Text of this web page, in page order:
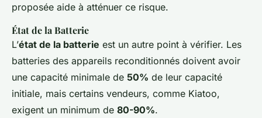
proposée aide à atténuer ce risque.
État de la Batterie
L’état de la batterie est un autre point à vérifier. Les
batteries des appareils reconditionnés doivent avoir
une capacité minimale de 50% de leur capacité
initiale, mais certains vendeurs, comme Kiatoo,
exigent un minimum de 80-90%.